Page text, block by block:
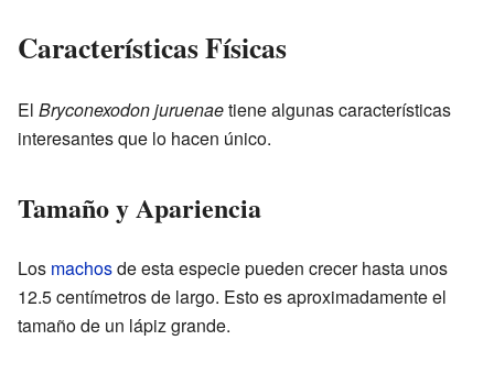
Características Físicas
El Bryconexodon juruenaetiene algunas características
interesantes que lo hacen único.
Tamaño y Apariencia
Los machosde esta especie pueden crecer hasta unos
12.5 centímetros de largo. Esto es aproximadamente el
tamaño de un lápiz grande.